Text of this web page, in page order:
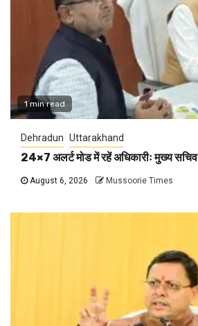
1 min read
Dehradun Uttarakhand
24×7 अलर्ट मोड में रहें अधिकारीः मुख्य सचिव
August 6, 2026 Mussoorie Times